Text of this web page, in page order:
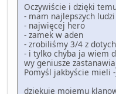
Oczywiście i dzięki
- mam najlepszych
- najwięcej hero
- zamek w aden
- zrobiliśmy 3/4 z
- i tylko chyba ja wiem
wy geniusze
Pomyśl jakbyście mieli -
dziękuje mojemu